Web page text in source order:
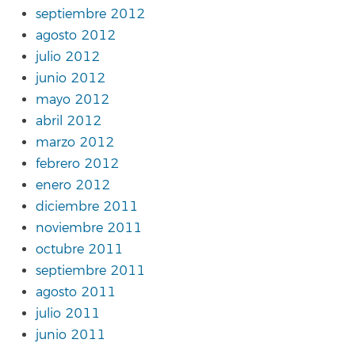
septiembre 2012
agosto 2012
julio 2012
junio 2012
mayo 2012
abril 2012
marzo 2012
febrero 2012
enero 2012
diciembre 2011
noviembre 2011
octubre 2011
septiembre 2011
agosto 2011
julio 2011
junio 2011